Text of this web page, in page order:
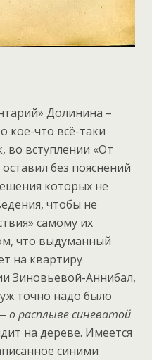
Долинина –
кое-что всё-таки
во вступлении «От
без пояснений
которых не
чтобы не
самому их
что выдуманный
на квартиру
Зиновьевой-Аннибал,
точно надо было
о расплыве синеватой
на дереве. Имеется
синими